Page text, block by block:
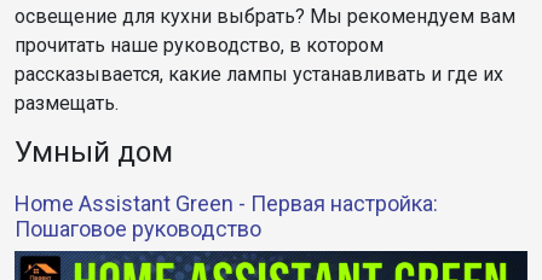
освещение для кухни выбрать? Мы рекомендуем вам
прочитать наше руководство, в котором
рассказывается, какие лампы устанавливать и где их
размещать.
Умный дом
Home Assistant Green - Первая настройка:
Пошаговое руководство